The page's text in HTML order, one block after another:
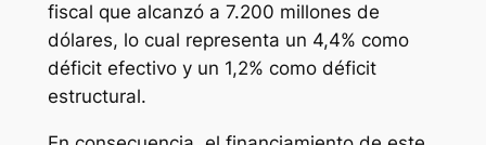
fiscal que alcanzó a 7.200 millones de
dólares, lo cual representa un 4,4% como
déficit efectivo y un 1,2% como déficit
estructural.